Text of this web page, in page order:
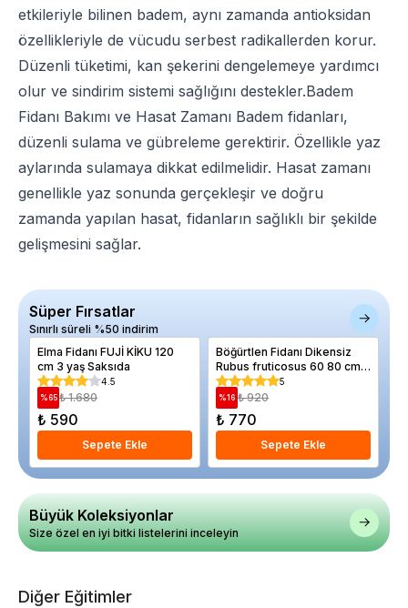
etkileriyle bilinen badem, aynı zamanda antioksidan
özellikleriyle de vücudu serbest radikallerden korur.
Düzenli tüketimi, kan şekerini dengelemeye yardımcı
olur ve sindirim sistemi sağlığını destekler.Badem
Fidanı Bakımı ve Hasat Zamanı Badem fidanları,
düzenli sulama ve gübreleme gerektirir. Özellikle yaz
aylarında sulamaya dikkat edilmelidir. Hasat zamanı
genellikle yaz sonunda gerçekleşir ve doğru
zamanda yapılan hasat, fidanların sağlıklı bir şekilde
gelişmesini sağlar.
Süper Fırsatlar
Sınırlı süreli %50 indirim
Elma Fidanı FUJİ KİKU 120
cm 3 yaş Saksıda
4.5
% 65 ₺ 1.680
₺ 590
Sepete Ekle
Böğürtlen Fidanı Dikensiz
Rubus fruticosus 60 80 cm
Saksıda
5
%16 ₺ 920
₺ 770
Sepete Ekle
Büyük Koleksiyonlar
Size özel en iyi bitki listelerini inceleyin
Diğer Eğitimler